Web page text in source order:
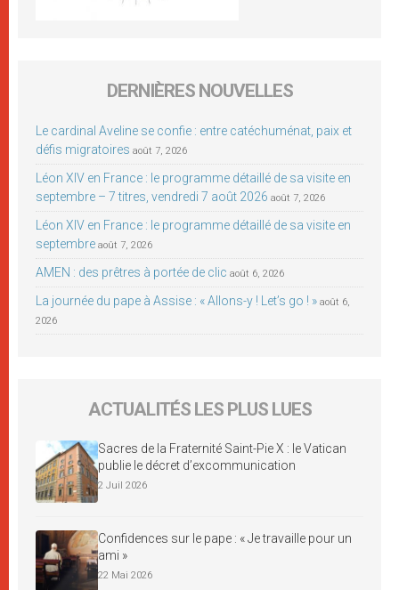
DERNIÈRES NOUVELLES
Le cardinal Aveline se confie : entre catéchuménat, paix et
défis migratoires août 7, 2026
Léon XIV en France : le programme détaillé de sa visite en
septembre – 7 titres, vendredi 7 août 2026 août 7, 2026
Léon XIV en France : le programme détaillé de sa visite en
septembre août 7, 2026
AMEN : des prêtres à portée de clic août 6, 2026
La journée du pape à Assise : « Allons-y ! Let’s go ! » août 6,
2026
ACTUALITÉS LES PLUS LUES
Sacres de la Fraternité Saint-Pie X : le Vatican
publie le décret d’excommunication
2 Juil 2026
Confidences sur le pape : « Je travaille pour un
ami »
22 Mai 2026